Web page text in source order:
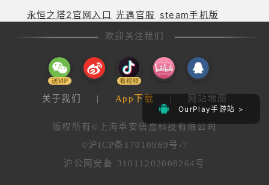
OurPlay手游站 >
永恒之塔2官网入口 光遇官服
steam手机版
欢迎关注我们
关于我们 | App下载 | 网站地图
版权所有©上海卓安信息科技有限公司
©沪ICP备17010969号-7
沪公网安备 31011202008264号